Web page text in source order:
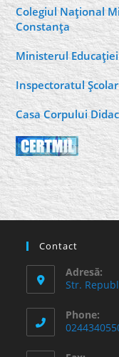
Colegiul Naţional
Constanţa
Ministerul Educaţiei
Inspectoratul
Casa Corpului
Contact
Adresă:
Str.
Phone: